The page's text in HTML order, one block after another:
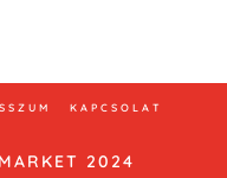
KAPCSOLAT
2024